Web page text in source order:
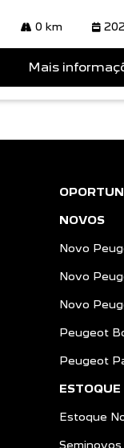
0 km
Mais
NOVOS
Novo
Novo
Novo
Peugeot
Peugeot
ESTOQUE
Estoque
Seminovos